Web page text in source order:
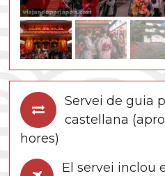
Servei de guia
castellana
hores)
El servei inclou